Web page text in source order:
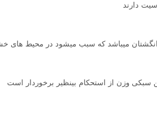
دارند
میباشد که سبب میشود در محیط های
وزن از استحکام بینظیر برخوردار است